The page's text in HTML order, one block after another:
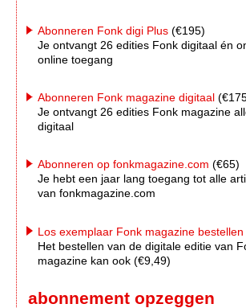
Abonneren Fonk digi Plus (€195)
Je ontvangt 26 edities Fonk digitaal én
online toegang
Abonneren Fonk magazine digitaal
Je ontvangt 26 edities Fonk magazine
digitaal
Abonneren op fonkmagazine.com (€65)
Je hebt een jaar lang toegang tot alle
van fonkmagazine.com
Los exemplaar Fonk magazine bestellen
Het bestellen van de digitale editie van
magazine kan ook (€9,49)
abonnement opzeggen